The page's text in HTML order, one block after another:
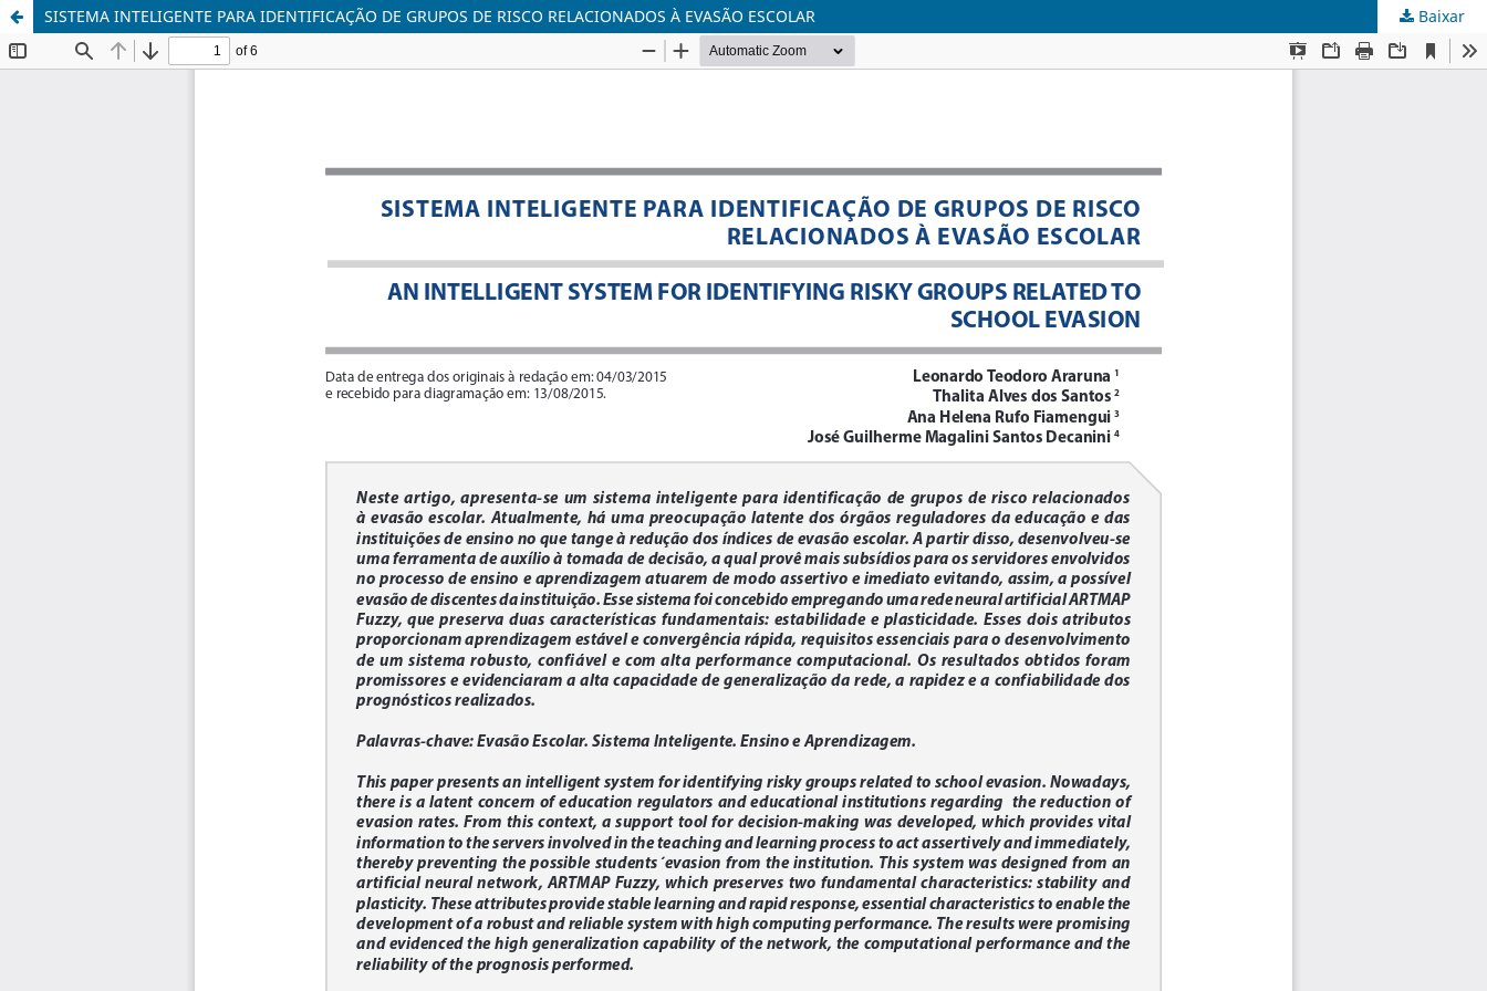
SISTEMA INTELIGENTE PARA IDENTIFICAÇÃO DE GRUPOS DE RISCO RELACIONADOS À EVASÃO ESCOLAR Baixar